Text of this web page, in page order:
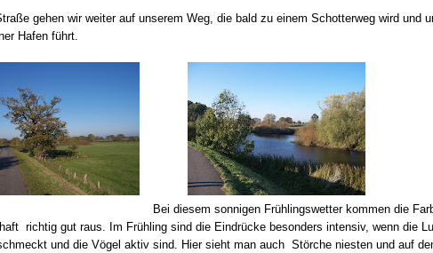
gehen wir weiter auf unserem Weg, die bald zu einem Schotterweg wird und
Hafen führt.
Bei diesem sonnigen Frühlingswetter kommen die
richtig gut raus. Im Frühling sind die Eindrücke besonders intensiv, wenn die
und die Vögel aktiv sind. Hier sieht man auch Störche niesten und auf